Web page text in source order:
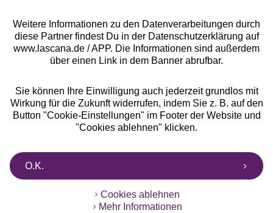
Weitere Informationen zu den Datenverarbeitungen durch
diese Partner findest Du in der Datenschutzerklärung auf
www.lascana.de / APP. Die Informationen sind außerdem
über einen Link in dem Banner abrufbar.
Sie können Ihre Einwilligung auch jederzeit grundlos mit
Wirkung für die Zukunft widerrufen, indem Sie z. B. auf den
Button "Cookie-Einstellungen" im Footer der Website und
"Cookies ablehnen" klicken.
O.K.
Cookies ablehnen
Mehr Informationen